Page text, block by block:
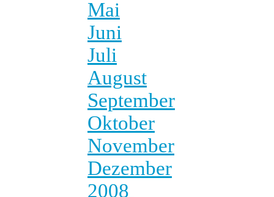
Mai
Juni
Juli
August
September
Oktober
November
Dezember
2008